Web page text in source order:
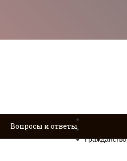
Вопросы и ответы
Гражданство